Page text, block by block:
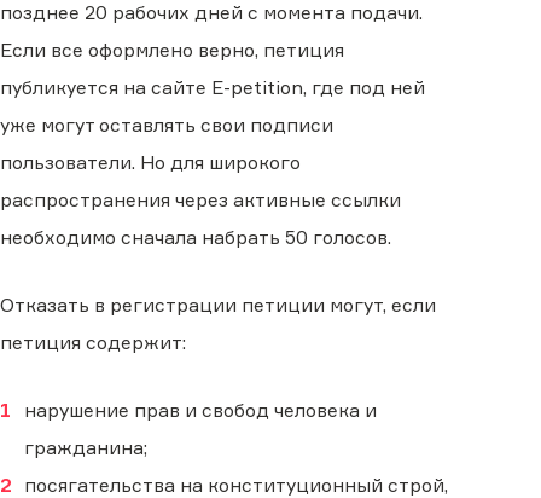
позднее 20 рабочих дней с момента подачи.
Если все оформлено верно, петиция
публикуется на сайте E-petition, где под ней
уже могут оставлять свои подписи
пользователи. Но для широкого
распространения через активные ссылки
необходимо сначала набрать 50 голосов.
Отказать в регистрации петиции могут, если
петиция содержит:
нарушение прав и свобод человека и
гражданина;
посягательства на конституционный строй,